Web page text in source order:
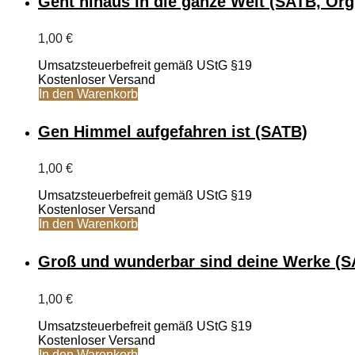
1,00 €
Umsatzsteuerbefreit gemäß UStG §19
Kostenloser Versand
In den Warenkorb
Gen Himmel aufgefahren ist (SATB)
1,00 €
Umsatzsteuerbefreit gemäß UStG §19
Kostenloser Versand
In den Warenkorb
Groß und wunderbar sind deine Werke
1,00 €
Umsatzsteuerbefreit gemäß UStG §19
Kostenloser Versand